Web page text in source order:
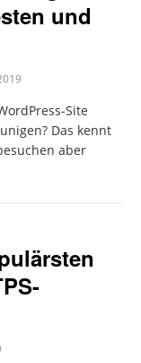
und
Site
Das kennt
aber